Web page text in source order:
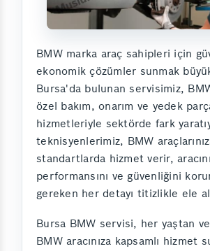
BMW marka araç sahipleri için
ekonomik çözümler sunmak
Bursa'da bulunan servisimiz,
özel bakım, onarım ve yedek
hizmetleriyle sektörde fark
teknisyenlerimiz, BMW
standartlarda hizmet verir,
performansını ve güvenliğini
gereken her detayı titizlikle ele
Bursa BMW servisi, her yaştan
BMW aracınıza kapsamlı hizmet